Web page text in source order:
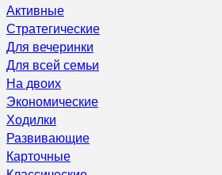
Активные
Стратегические
Для вечеринки
Для всей семьи
На двоих
Экономические
Ходилки
Развивающие
Карточные